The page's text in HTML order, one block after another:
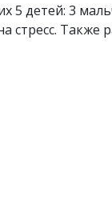
5 детей: 3
стресс. Также